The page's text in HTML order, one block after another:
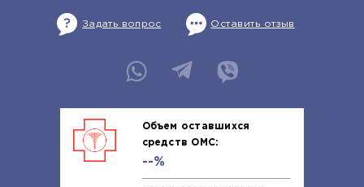
Задать вопрос Оставить отзыв
Объем оставшихся
средств ОМС:
--%